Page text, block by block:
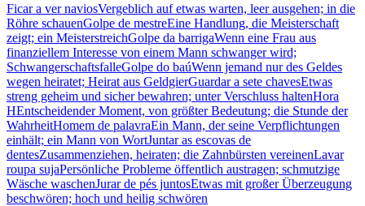
Ficar a ver naviosVergeblich auf etwas warten, leer ausgehen; in die
Röhre schauenGolpe de mestreEine Handlung, die Meisterschaft
zeigt; ein MeisterstreichGolpe da barrigaWenn eine Frau aus
finanziellem Interesse von einem Mann schwanger wird;
SchwangerschaftsfalleGolpe do baúWenn jemand nur des Geldes
wegen heiratet; Heirat aus GeldgierGuardar a sete chavesEtwas
streng geheim und sicher bewahren; unter Verschluss haltenHora
HEntscheidender Moment, von größter Bedeutung; die Stunde der
WahrheitHomem de palavraEin Mann, der seine Verpflichtungen
einhält; ein Mann von WortJuntar as escovas de
dentesZusammenziehen, heiraten; die Zahnbürsten vereinenLavar
roupa sujaPersönliche Probleme öffentlich austragen; schmutzige
Wäsche waschenJurar de pés juntosEtwas mit großer Überzeugung
beschwören; hoch und heilig schwören